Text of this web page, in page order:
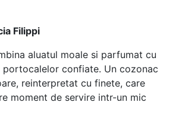
Filippi
aluatul moale si parfumat cu
portocalelor confiate. Un cozonac
reinterpretat cu finete, care
moment de servire intr-un mic